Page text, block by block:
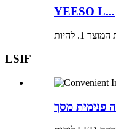
YEESO L...
LSIF